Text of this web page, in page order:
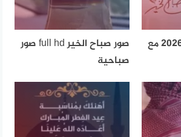
صور جمعة مباركة 2026 مع
صور صباح الخير full hd صور
صباحية